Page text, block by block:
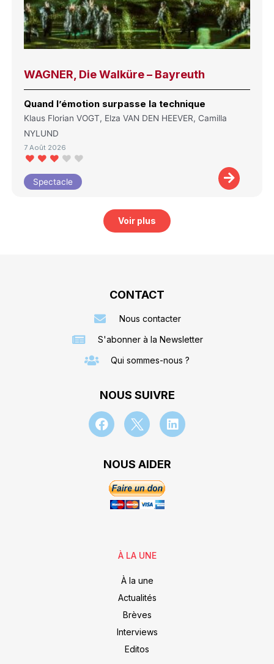
WAGNER, Die Walküre – Bayreuth
Quand l’émotion surpasse la technique
Klaus Florian VOGT, Elza VAN DEN HEEVER, Camilla
NYLUND
7 Août 2026
Spectacle
Voir plus
CONTACT
Nous contacter
S'abonner à la Newsletter
Qui sommes-nous ?
NOUS SUIVRE
NOUS AIDER
À LA UNE
À la une
Actualités
Brèves
Interviews
Editos